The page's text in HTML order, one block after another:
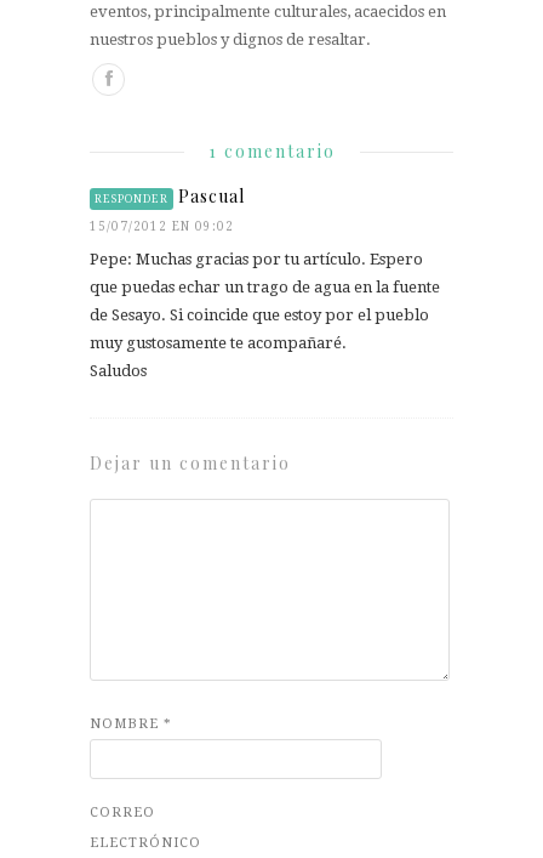
eventos, principalmente culturales, acaecidos en
nuestros pueblos y dignos de resaltar.
1 comentario
RESPONDER Pascual
15/07/2012 EN 09:02
Pepe: Muchas gracias por tu artículo. Espero
que puedas echar un trago de agua en la fuente
de Sesayo. Si coincide que estoy por el pueblo
muy gustosamente te acompañaré.
Saludos
Dejar un comentario
NOMBRE *
CORREO
ELECTRÓNICO